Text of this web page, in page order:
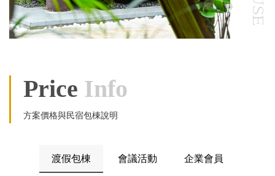
Price Info
方案價格與民宿包棟說明
渡假包棟 會議活動 企業會員